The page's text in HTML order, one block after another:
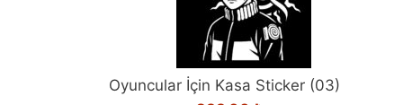
Oyuncular İçin Kasa Sticker (03)